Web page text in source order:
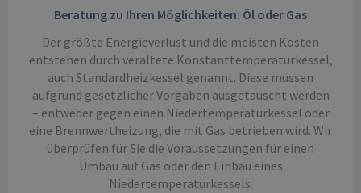
Beratung zu Ihren Möglichkeiten: Öl oder Gas
Der größte Energieverlust und die meisten Kosten
entstehen durch veraltete Konstanttemperaturkessel,
auch Standardheizkessel genannt. Diese müssen
aufgrund gesetzlicher Vorgaben ausgetauscht werden
– entweder gegen einen Niedertemperaturkessel oder
eine Brennwertheizung, die mit Gas betrieben wird. Wir
überprüfen für Sie die Voraussetzungen für einen
Umbau auf Gas oder den Einbau eines
Niedertemperaturkessels.